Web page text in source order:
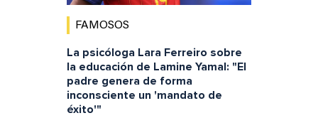
FAMOSOS
La psicóloga Lara Ferreiro sobre
la educación de Lamine Yamal: "El
padre genera de forma
inconsciente un 'mandato de
éxito'"